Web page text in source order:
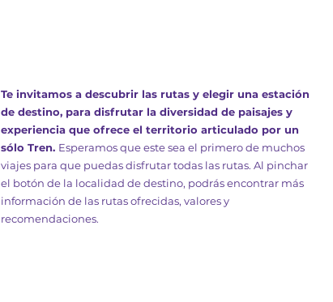
Te invitamos a descubrir las rutas y elegir una estación
de destino, para disfrutar la diversidad de paisajes y
experiencia que ofrece el territorio articulado por un
sólo Tren. Esperamos que este sea el primero de muchos
viajes para que puedas disfrutar todas las rutas. Al pinchar
el botón de la localidad de destino, podrás encontrar más
información de las rutas ofrecidas, valores y
recomendaciones.